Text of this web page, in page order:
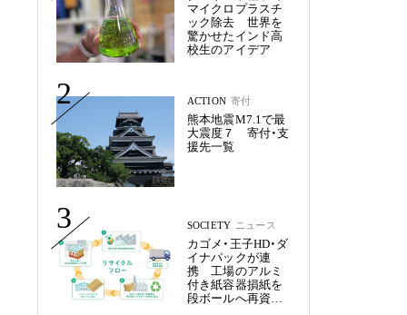
マイクロプラスチ
ック除去 世界を
驚かせたインド高
校生のアイデア
2 ACTION 寄付
熊本地震M7.1で最
大震度７ 寄付・支
援先一覧
3 SOCIETY ニュース
カゴメ・王子HD・ダ
イナパックが連
携 工場のアルミ
付き紙容器損紙を
段ボールへ再資源